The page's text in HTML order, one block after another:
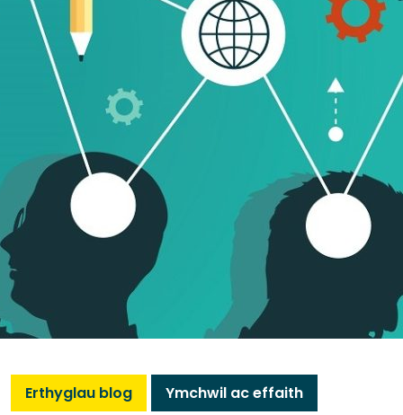
Erthyglau blog Ymchwil ac effaith